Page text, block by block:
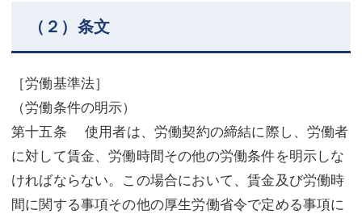
（２）条文
［労働基準法］
（労働条件の明示）
第十五条 使用者は、労働契約の締結に際し、労働者
に対して賃金、労働時間その他の労働条件を明示しな
ければならない。この場合において、賃金及び労働時
間に関する事項その他の厚生労働省令で定める事項に